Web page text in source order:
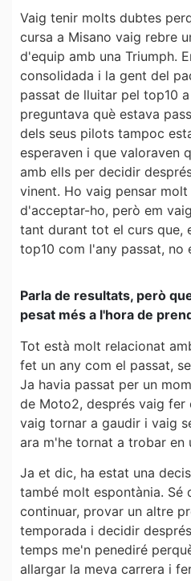
Vaig tenir molts dubtes
cursa a Misano vaig rebre
d'equip amb una Triumph.
consolidada i la gent del
passat de lluitar pel top10
preguntava què estava
dels seus pilots tampoc
esperaven i que valoraven
amb ells per decidir
vinent. Ho vaig pensar
d'acceptar-ho, però em
tant durant tot el curs que,
top10 com l'any passat, no
Parla de resultats, però
pesat més a l'hora de
Tot està molt relacionat
fet un any com el passat,
Ja havia passat per un
de Moto2, després vaig fer
vaig tornar a gaudir i vaig
ara m'he tornat a trobar en
Ja et dic, ha estat una
també molt espontània. Sé
continuar, provar un altre
temporada i decidir
temps me'n penediré
allargar la meva carrera i